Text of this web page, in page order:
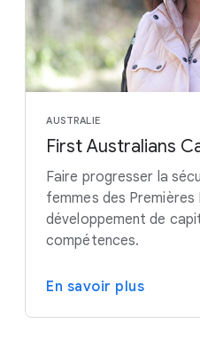
AUSTRALIE
First Australians
Faire progresser la
femmes des Premières
développement de
compétences.
En savoir plus